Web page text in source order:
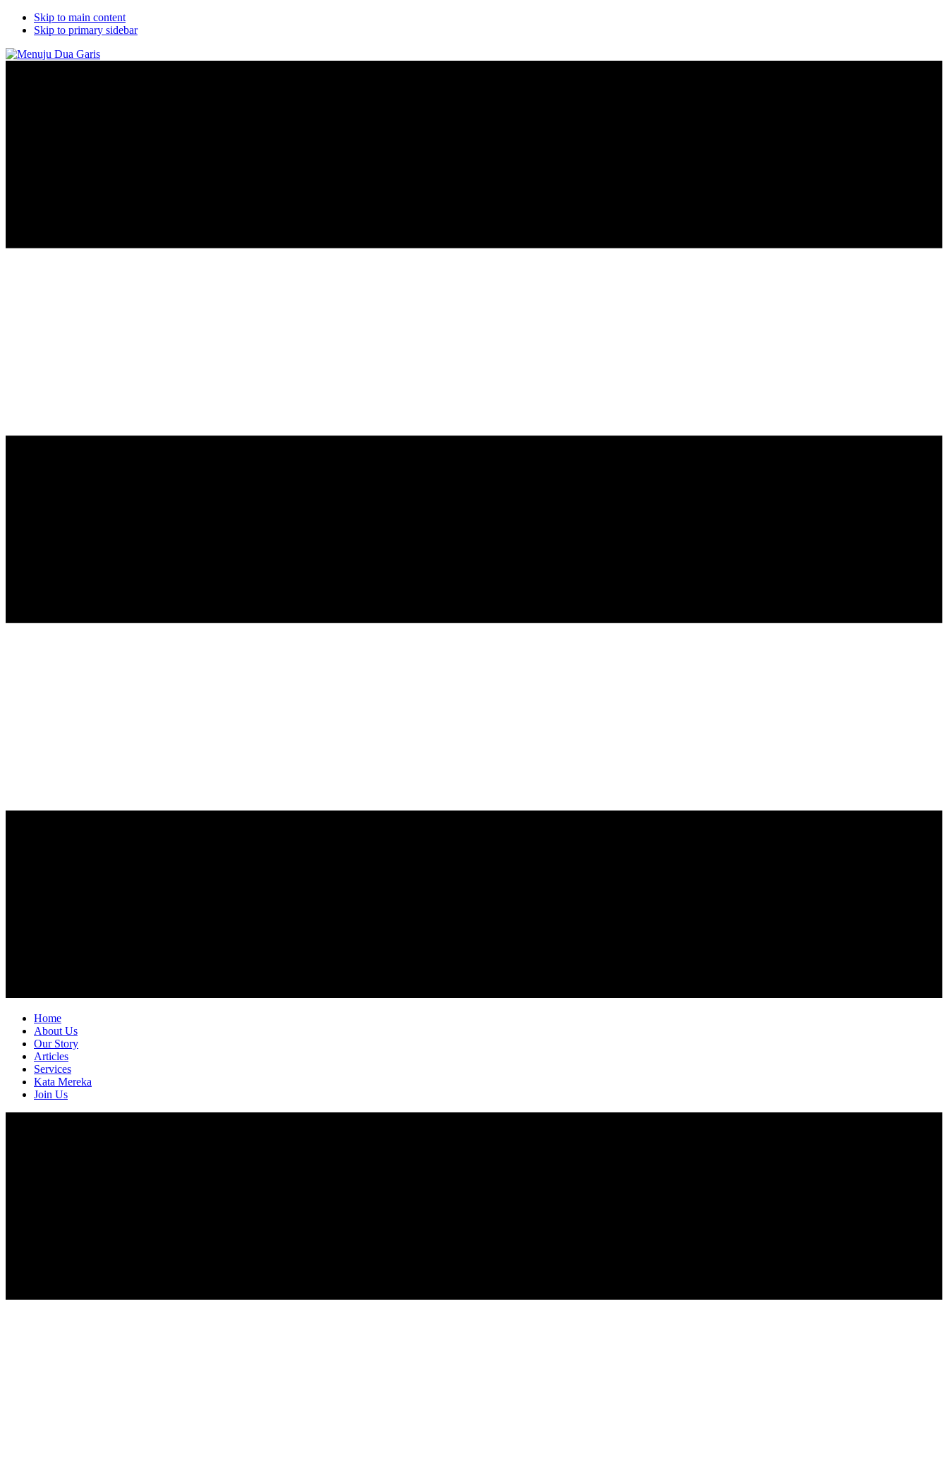
Skip to main content
Skip to primary sidebar
Home
About Us
Our Story
Articles
Services
Kata Mereka
Join Us